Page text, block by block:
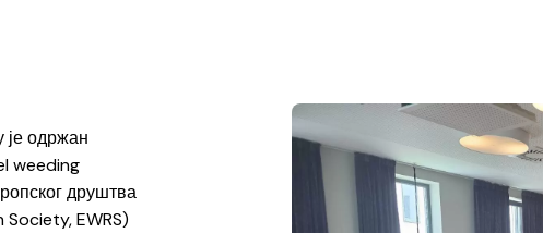
је одржан
weeding
друштва
EWRS)